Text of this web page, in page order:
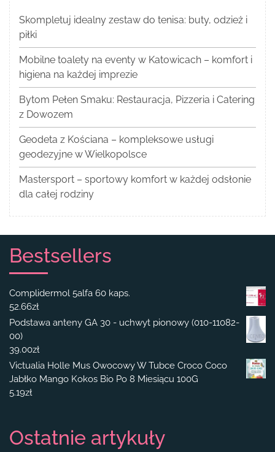
Skompletuj idealny zestaw do tenisa: buty, odzież i
piłki
Mobilne toalety na eventy w Katowicach – komfort i
higiena na każdej imprezie
Bytom Pełen Smaku: Restauracja, Pizzeria i Catering
z Dowozem
Geodeta z Kościana – kompleksowe usługi
geodezyjne w Wielkopolsce
Mastersport – sportowy komfort w każdej odsłonie
dla całej rodziny
Bestsellers
Complidermol 5alfa 60 kaps.
52.66zł
Podstawa anteny GA 30 - uchwyt pionowy (010-11082-
00)
39.00zł
Victualia Holle Mus Owocowy W Tubce Croco Coco
Jabłko Mango Kokos Bio Po 8 Miesiącu 100G
5.19zł
Ostatnie artykuły